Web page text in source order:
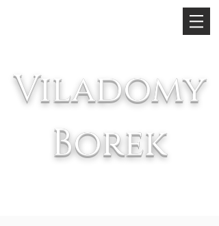
Viladomy
Borek